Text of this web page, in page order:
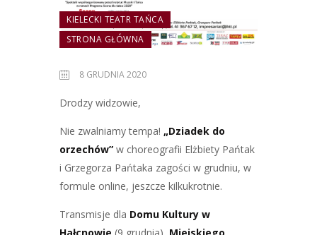
KIELECKI TEATR TAŃCA
STRONA GŁÓWNA
8 GRUDNIA 2020
Drodzy widzowie,
Nie zwalniamy tempa! „Dziadek do
orzechów” w choreografii Elżbiety Pańtak
i Grzegorza Pańtaka zagości w grudniu, w
formule online, jeszcze kilkukrotnie.
Transmisje dla Domu Kultury w